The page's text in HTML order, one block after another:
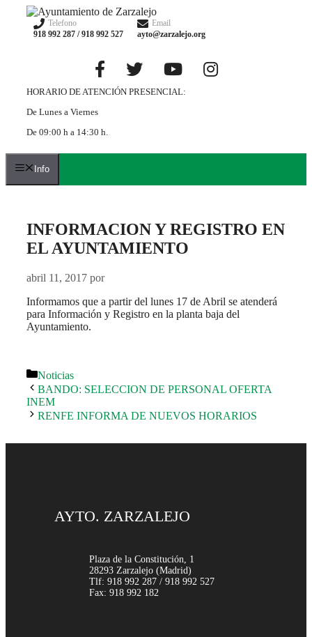
Saltar
contenido
Telefono
918 992 287 / 918 992 527
Email
ayto@zarzalejo.org
HORARIO DE ATENCIÓN PRESENCIAL:
De Lunes a Viernes
De 09:00 h a 14:30 h.
Info
INFORMACION Y REGISTRO EN
EL AYUNTAMIENTO
abril 11, 2017 por
Informamos que a partir del lunes 17 de Abril se atenderá
para Información y Registro en la planta baja del
Ayuntamiento.
Categorías
Noticias
BANDO: SELECCION DE PERSONAL OFERTA
INEM
RENFE INFORMA DE NUEVOS HORARIOS
AYTO. ZARZALEJO
Plaza de la Constitución, 1
28293 Zarzalejo (Madrid)
Tlf: 918 992 287 / 918 992 527
Fax: 918 992 182